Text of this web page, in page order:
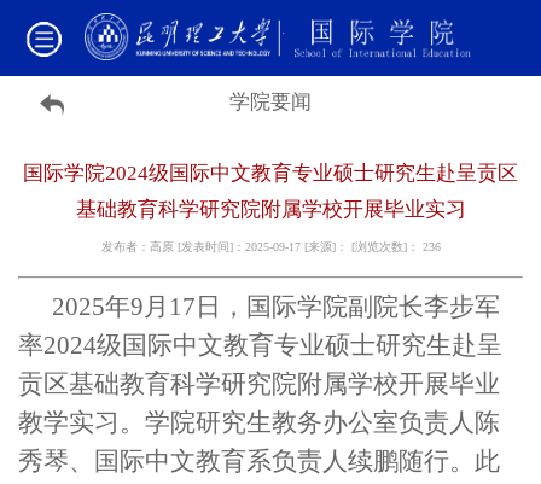
学院要闻
国际学院2024级国际中文教育专业硕士研究生赴呈贡区
基础教育科学研究院附属学校开展毕业实习
发布者：高原 [发表时间]：2025-09-17 [来源]： [浏览次数]： 236
2025年9月17日，国际学院副院长李步军
率2024级国际中文教育专业硕士研究生赴呈
贡区基础教育科学研究院附属学校开展毕业
教学实习。学院研究生教务办公室负责人 陈
秀琴、国际中文教育系负责人续鹏随行。此